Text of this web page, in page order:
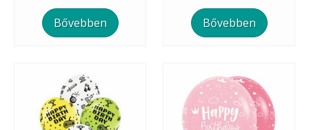
Bővebben Bővebben